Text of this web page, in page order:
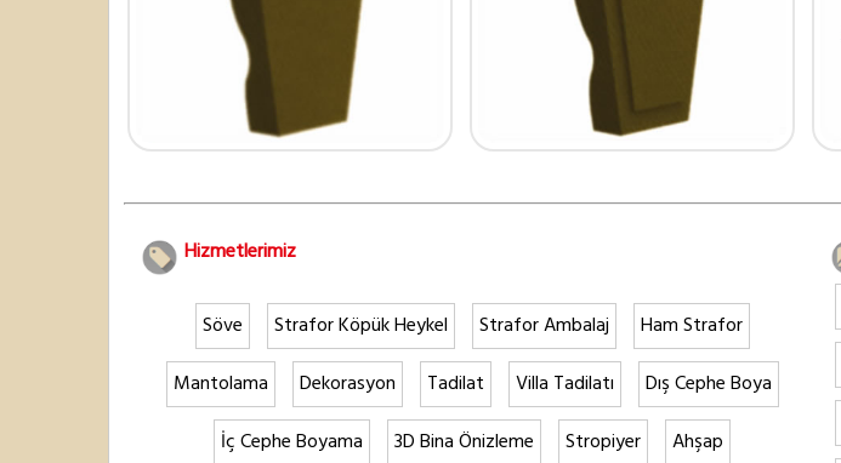
Hizmetlerimiz
Söve Strafor Köpük Heykel Strafor Ambalaj
Ham Strafor
Mantolama
Dekorasyon Tadilat Villa Tadilatı
Dış Cephe Boya
İç Cephe Boyama
3D Bina Önizleme Stropiyer
Ahşap